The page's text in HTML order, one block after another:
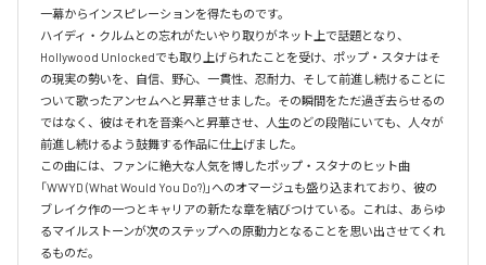
一幕からインスピレーションを得たものです。
ハイディ・クルムとの忘れがたいやり取りがネット上で話題となり、
Hollywood Unlockedでも取り上げられたことを受け、ポップ・スタナはそ
の現実の勢いを、自信、野心、一貫性、忍耐力、そして前進し続けることに
ついて歌ったアンセムへと昇華させました。その瞬間をただ過ぎ去らせるの
ではなく、彼はそれを音楽へと昇華させ、人生のどの段階にいても、人々が
前進し続けるよう鼓舞する作品に仕上げました。
この曲には、ファンに絶大な人気を博したポップ・スタナのヒット曲
「WWYD (What Would You Do?)」へのオマージュも盛り込まれており、彼の
ブレイク作の一つとキャリアの新たな章を結びつけている。これは、あらゆ
るマイルストーンが次のステップへの原動力となることを思い出させてくれ
るものだ。